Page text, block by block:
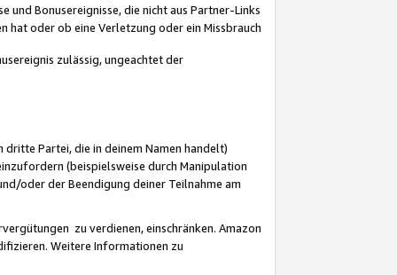
Bonusereignisse, die nicht aus Partner-Links
hat oder ob eine Verletzung oder ein Missbrauch
zulässig, ungeachtet der
Partei, die in deinem Namen handelt)
(beispielsweise durch Manipulation
oder der Beendigung deiner Teilnahme am
zu verdienen, einschränken. Amazon
Weitere Informationen zu